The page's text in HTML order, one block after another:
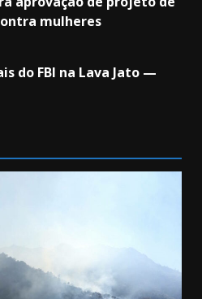
mulheres
do FBI na Lava Jato —